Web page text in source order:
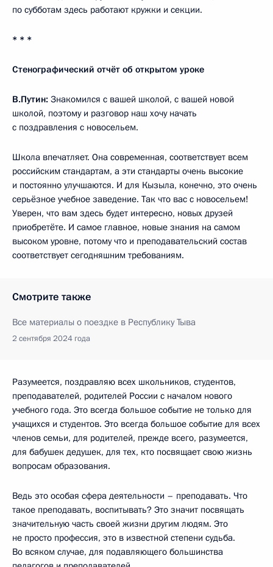
по субботам здесь работают кружки и секции.
* * *
Стенографический отчёт об открытом уроке
В.Путин: Знакомился с вашей школой, с вашей новой
школой, поэтому и разговор наш хочу начать
с поздравления с новосельем.
Школа впечатляет. Она современная, соответствует всем
российским стандартам, а эти стандарты очень высокие
и постоянно улучшаются. И для Кызыла, конечно, это очень
серьёзное учебное заведение. Так что вас с новосельем!
Уверен, что вам здесь будет интересно, новых друзей
приобретёте. И самое главное, новые знания на самом
высоком уровне, потому что и преподавательский состав
соответствует сегодняшним требованиям.
Смотрите также
Все материалы о поездке в Республику Тыва
2 сентября 2024 года
Разумеется, поздравляю всех школьников, студентов,
преподавателей, родителей России с началом нового
учебного года. Это всегда большое событие не только для
учащихся и студентов. Это всегда большое событие для всех
членов семьи, для родителей, прежде всего, разумеется,
для бабушек дедушек, для тех, кто посвящает свою жизнь
вопросам образования.
Ведь это особая сфера деятельности – преподавать. Что
такое преподавать, воспитывать? Это значит посвящать
значительную часть своей жизни другим людям. Это
не просто профессия, это в известной степени судьба.
Во всяком случае, для подавляющего большинства